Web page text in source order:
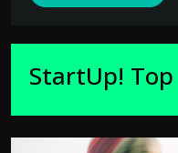
StartUp! Top